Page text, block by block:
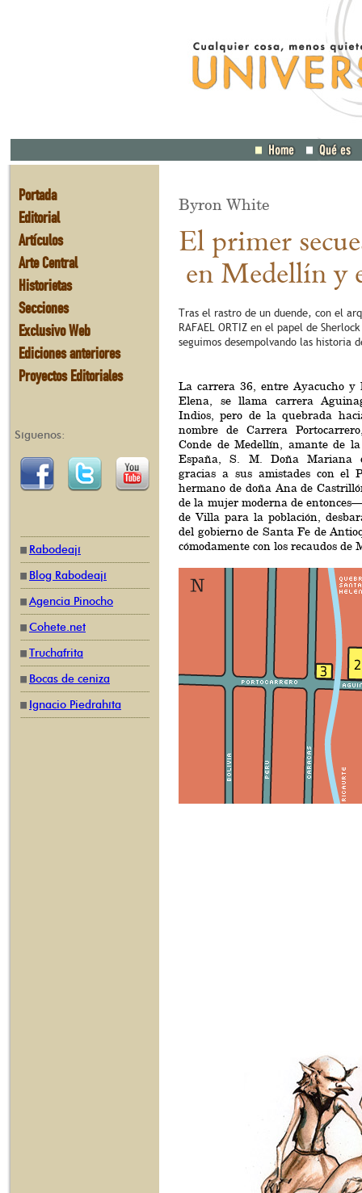
Portada
Editorial
Artículos
Arte Central
Historietas
Secciones
Exclusivo Web
Ediciones anteriores
Proyectos Editoriales
Síguenos:
Rabodeají
Blog Rabodeají
Agencia Pinocho
Cohete.net
Truchafrita
Bocas de ceniza
Ignacio Piedrahíta
Byron White
El primer
en Medellín y
Tras el rastro de un duende, con el
RAFAEL ORTIZ en el papel de
seguimos desempolvando las historia
La carrera 36, entre Ayacucho y
Elena, se llama carrera
Indios, pero de la quebrada
nombre de Carrera
Conde de Medellín, amante de
España, S. M. Doña Mariana
gracias a sus amistades con el
hermano de doña Ana de
de la mujer moderna de
de Villa para la población,
del gobierno de Santa Fe de
cómodamente con los recaudos de